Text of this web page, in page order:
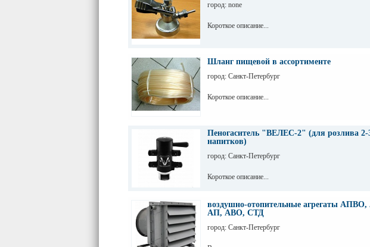
город: none
Короткое описание...
Шланг пищевой в ассортименте
город: Санкт-Петербург
Короткое описание...
Пеногаситель "ВЕЛЕС-2" (для розлива 2-
напитков)
город: Санкт-Петербург
Короткое описание...
воздушно-отопительные агрегаты
АП, АВО, СТД
город: Санкт-Петербург